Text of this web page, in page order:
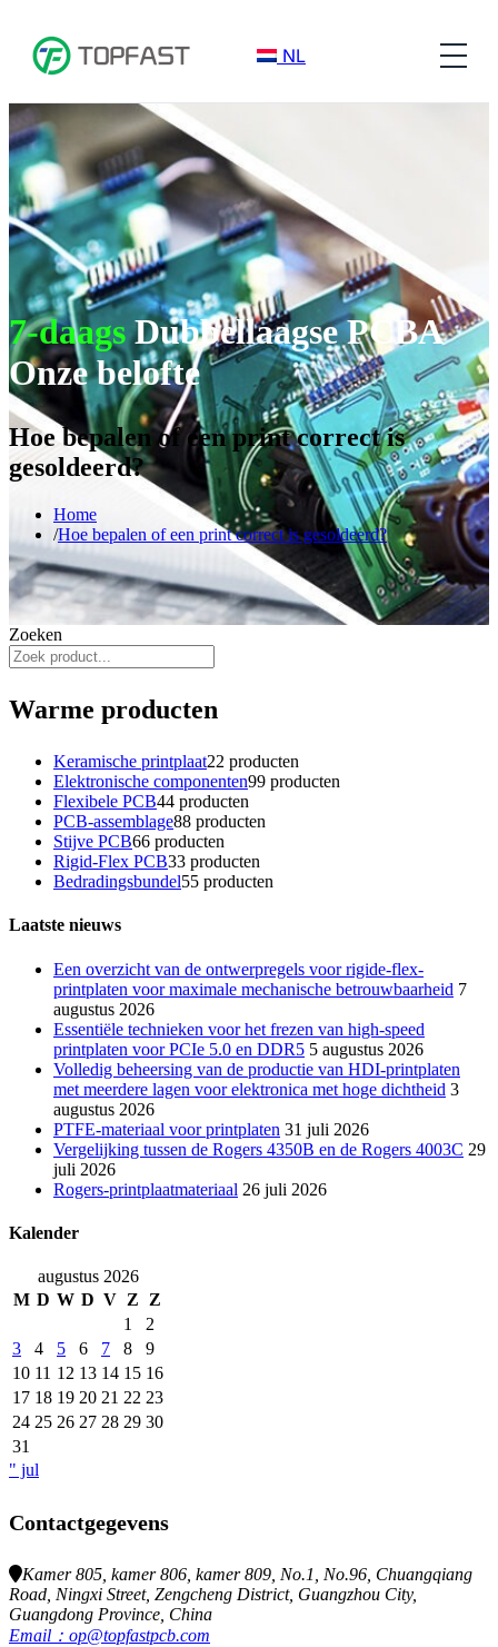
NL
7-daagsDubbellaagse PCBA
Onze belofte
Hoe bepalen of een print correct is
gesoldeerd?
Home
Hoe bepalen of een print correct is gesoldeerd?
Zoeken
Warme producten
Keramische printplaat22 producten
Elektronische componenten99 producten
Flexibele PCB44 producten
PCB-assemblage88 producten
Stijve PCB66 producten
Rigid-Flex PCB33 producten
Bedradingsbundel55 producten
Laatste nieuws
Een overzicht van de ontwerpregels voor rigide-flex-
printplaten voor maximale mechanische betrouwbaarheid 7
augustus 2026
Essentiële technieken voor het frezen van high-speed
printplaten voor PCIe 5.0 en DDR5 5 augustus 2026
Volledig beheersing van de productie van HDI-printplaten
met meerdere lagen voor elektronica met hoge dichtheid 3
augustus 2026
PTFE-materiaal voor printplaten 31 juli 2026
Vergelijking tussen de Rogers 4350B en de Rogers 4003C 29
juli 2026
Rogers-printplaatmateriaal 26 juli 2026
Kalender
augustus 2026
M D W D V Z
Z
1
2
3
4 5 6 7 8
9
10 11 12 13 14 15 16
17 18 19 20 21 22 23
24 25 26 27 28 29 30
31
" jul
Contactgegevens
Kamer 805, kamer 806, kamer 809, No.1, No.96, Chuangqiang
Road, Ningxi Street, Zengcheng District, Guangzhou City,
Guangdong Province, China
Email：op@topfastpcb.com